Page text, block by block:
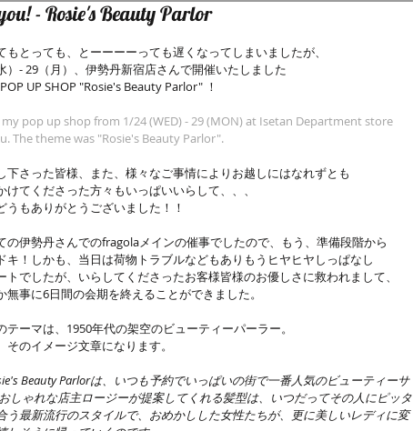
- Rosie's Beauty Parlor
とっても、とーーーーっても遅くなってしまいましたが、
）- 29（月）、伊勢丹新宿店さんで開催いたしました
UP SHOP "Rosie's Beauty Parlor" ！
pop up shop from 1/24 (WED) - 29 (MON) at Isetan Department store
The theme was "Rosie's Beauty Parlor".
下さった皆様、また、様々なご事情によりお越しにはなれずとも
けてくださった方々もいっぱいいらして、、、
うもありがとうございました！！
の伊勢丹さんでのfragolaメインの催事でしたので、もう、準備段階から
キ！しかも、当日は荷物トラブルなどもありもうヒヤヒヤしっぱなし
トでしたが、いらしてくださったお客様皆様のお優しさに救われまして、
無事に6日間の会期を終えることができました。
ーマは、1950年代の架空のビューティーパーラー。
そのイメージ文章になります。
しゃれな店主ロージーが提案してくれる髪型は、いつだってその人にピッタ
う最新流行のスタイルで、おめかしした女性たちが、更に美しいレディに変